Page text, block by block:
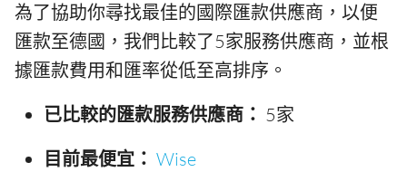
為了協助你尋找最佳的國際匯款供應商，以便
匯款至德國，我們比較了5家服務供應商，並根
據匯款費用和匯率從低至高排序。
已比較的匯款服務供應商： 5家
目前最便宜： Wise